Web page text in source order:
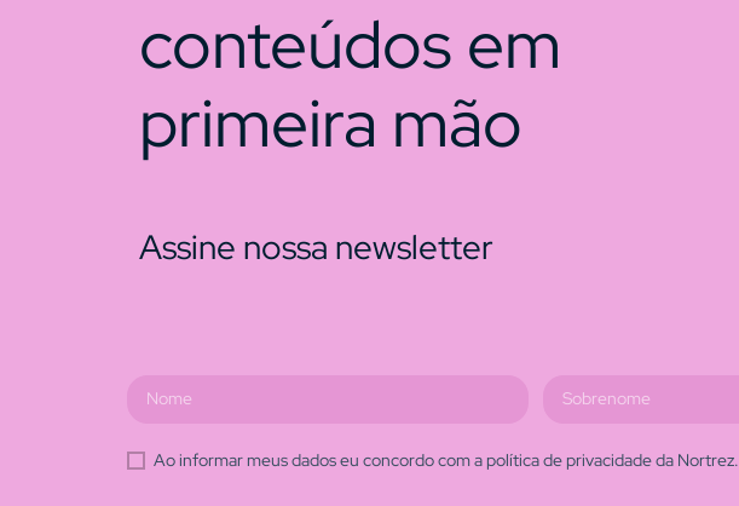
conteúdos em
primeira mão
Assine nossa newsletter
Ao informar meus dados eu concordo com a política de privacidade da Nortrez.